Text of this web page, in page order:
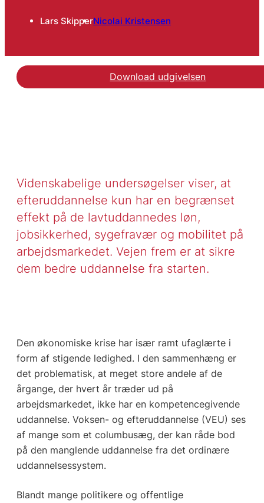
Lars SkipperNicolai Kristensen
Download udgivelsen
Videnskabelige undersøgelser viser, at
efteruddannelse kun har en begrænset
effekt på de lavtuddannedes løn,
jobsikkerhed, sygefravær og mobilitet på
arbejdsmarkedet. Vejen frem er at sikre
dem bedre uddannelse fra starten.
Den økonomiske krise har især ramt ufaglærte i
form af stigende ledighed. I den sammenhæng er
det problematisk, at meget store andele af de
årgange, der hvert år træder ud på
arbejdsmarkedet, ikke har en kompetencegivende
uddannelse. Voksen- og efteruddannelse (VEU) ses
af mange som et columbusæg, der kan råde bod
på den manglende uddannelse fra det ordinære
uddannelsessystem.
Blandt mange politikere og offentlige